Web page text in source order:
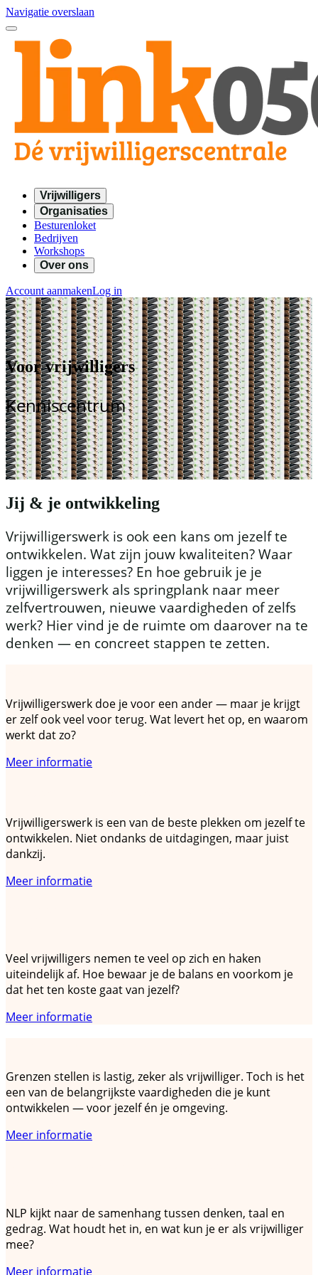
Navigatie overslaan
Vrijwilligers
Organisaties
Besturenloket
Bedrijven
Workshops
Over ons
Account aanmakenLog in
Voor vrijwilligers
Kenniscentrum
Jij & je ontwikkeling
Vrijwilligerswerk is ook een kans om jezelf te
ontwikkelen. Wat zijn jouw kwaliteiten? Waar
liggen je interesses? En hoe gebruik je je
vrijwilligerswerk als springplank naar meer
zelfvertrouwen, nieuwe vaardigheden of zelfs
werk? Hier vind je de ruimte om daarover na te
denken — en concreet stappen te zetten.
Vrijwilligerswerk doe je voor een ander — maar je krijgt
er zelf ook veel voor terug. Wat levert het op, en waarom
werkt dat zo?
Meer informatie
Vrijwilligerswerk is een van de beste plekken om jezelf te
ontwikkelen. Niet ondanks de uitdagingen, maar juist
dankzij.
Meer informatie
Veel vrijwilligers nemen te veel op zich en haken
uiteindelijk af. Hoe bewaar je de balans en voorkom je
dat het ten koste gaat van jezelf?
Meer informatie
Grenzen stellen is lastig, zeker als vrijwilliger. Toch is het
een van de belangrijkste vaardigheden die je kunt
ontwikkelen — voor jezelf én je omgeving.
Meer informatie
NLP kijkt naar de samenhang tussen denken, taal en
gedrag. Wat houdt het in, en wat kun je er als vrijwilliger
mee?
Meer informatie